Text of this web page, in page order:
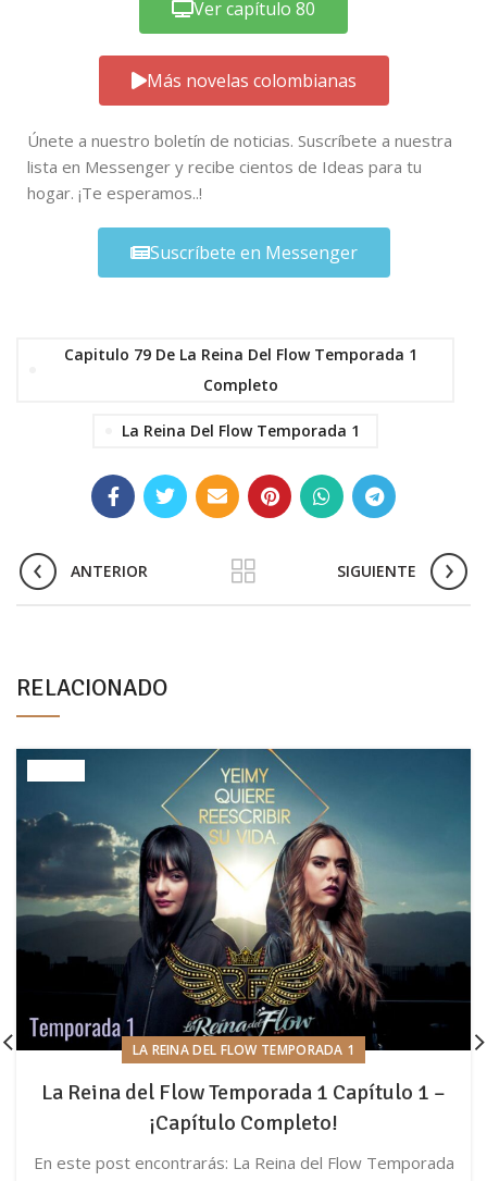
Ver capítulo 80
Más novelas colombianas
Únete a nuestro boletín de noticias. Suscríbete a nuestra
lista en Messenger y recibe cientos de Ideas para tu
hogar. ¡Te esperamos..!
Suscríbete en Messenger
Capitulo 79 De La Reina Del Flow Temporada 1
Completo
La Reina Del Flow Temporada 1
ANTERIOR SIGUIENTE
RELACIONADO
LA REINA DEL FLOW TEMPORADA 1
La Reina del Flow Temporada 1 Capítulo 1 –
¡Capítulo Completo!
En este post encontrarás: La Reina del Flow Temporada